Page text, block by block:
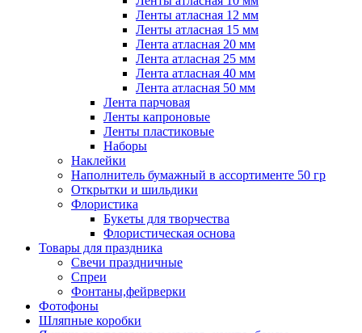
Ленты атласная 12 мм
Ленты атласная 15 мм
Лента атласная 20 мм
Лента атласная 25 мм
Лента атласная 40 мм
Лента атласная 50 мм
Лента парчовая
Ленты капроновые
Ленты пластиковые
Наборы
Наклейки
Наполнитель бумажный в ассортименте 50 гр
Открытки и шильдики
Флористика
Букеты для творчества
Флористическая основа
Товары для праздника
Свечи праздничные
Спреи
Фонтаны,фейрверки
Фотофоны
Шляпные коробки